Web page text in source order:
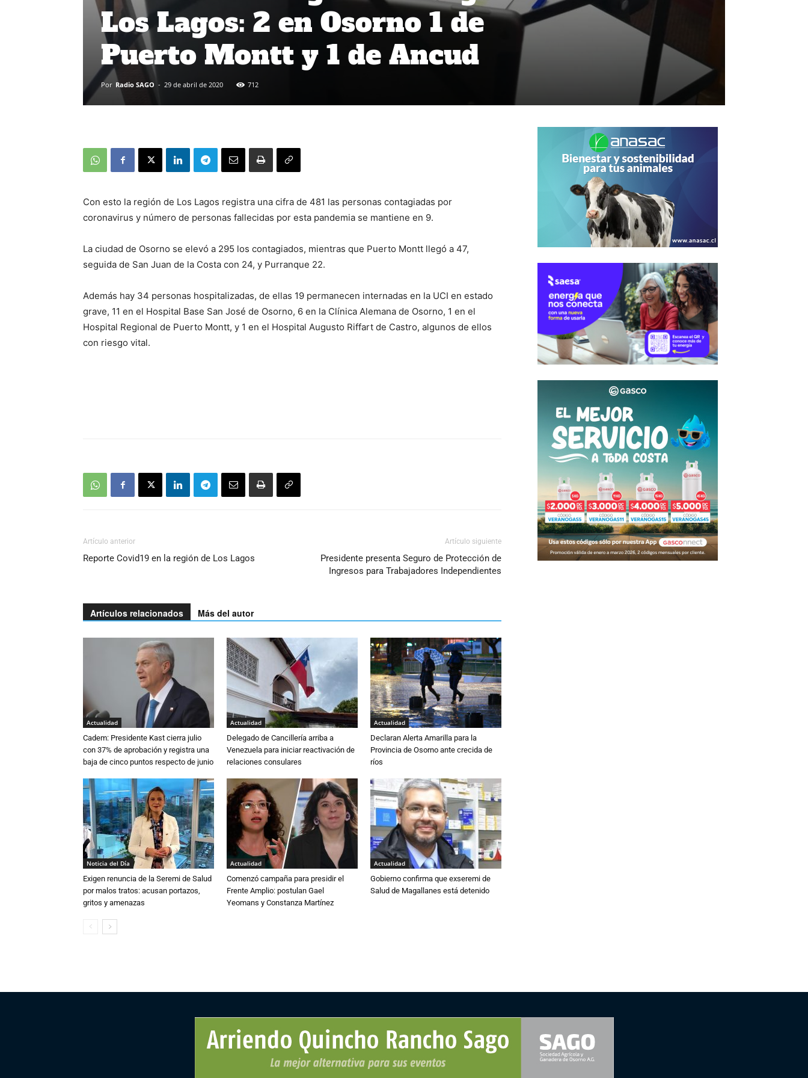
Los Lagos: 2 en Osorno 1 de
Puerto Montt y 1 de Ancud
Por Radio SAGO - 29 de abril de 2020 712
Con esto la región de Los Lagos registra una cifra de 481 las personas contagiadas por
coronavirus y número de personas fallecidas por esta pandemia se mantiene en 9.
La ciudad de Osorno se elevó a 295 los contagiados, mientras que Puerto Montt llegó a 47,
seguida de San Juan de la Costa con 24, y Purranque 22.
Además hay 34 personas hospitalizadas, de ellas 19 permanecen internadas en la UCI en estado
grave, 11 en el Hospital Base San José de Osorno, 6 en la Clínica Alemana de Osorno, 1 en el
Hospital Regional de Puerto Montt, y 1 en el Hospital Augusto Riffart de Castro, algunos de ellos
con riesgo vital.
Artículo anterior
Reporte Covid19 en la región de Los Lagos
Artículo siguiente
Presidente presenta Seguro de Protección de
Ingresos para Trabajadores Independientes
Artículos relacionados Más del autor
Actualidad
Cadem: Presidente Kast cierra julio
con 37% de aprobación y registra una
baja de cinco puntos respecto de junio
Actualidad
Delegado de Cancillería arriba a
Venezuela para iniciar reactivación de
relaciones consulares
Actualidad
Declaran Alerta Amarilla para la
Provincia de Osorno ante crecida de
ríos
Noticia del Día
Exigen renuncia de la Seremi de Salud
por malos tratos: acusan portazos,
gritos y amenazas
Actualidad
Comenzó campaña para presidir el
Frente Amplio: postulan Gael
Yeomans y Constanza Martínez
Actualidad
Gobierno confirma que exseremi de
Salud de Magallanes está detenido